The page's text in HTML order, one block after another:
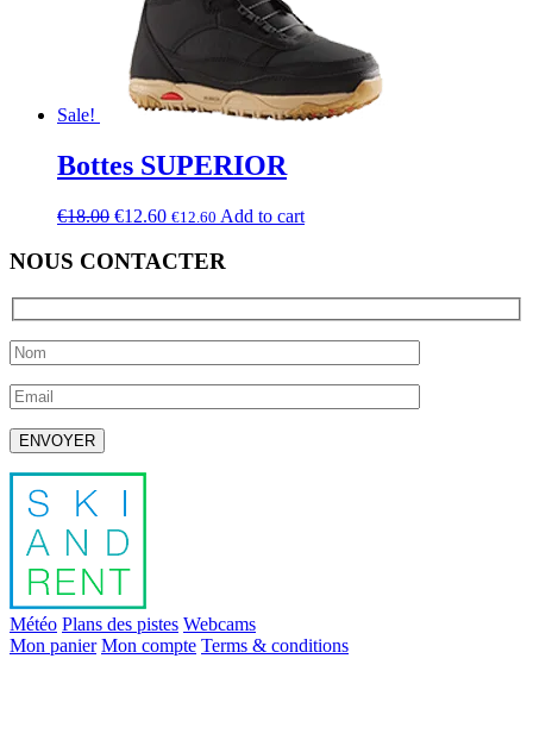
Sale!
Bottes SUPERIOR
€18.00 €12.60 €12.60 Add to cart
NOUS CONTACTER
Laissez ce champ vide.
Météo Plans des pistes Webcams
Mon panier Mon compte Terms & conditions